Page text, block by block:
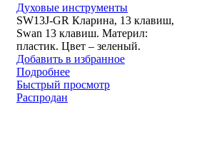
Духовые инструменты
SW13J-GR Кларина, 13 клавиш,
Swan 13 клавиш. Материл:
пластик. Цвет – зеленый.
Добавить в избранное
Подробнее
Быстрый просмотр
Распродан